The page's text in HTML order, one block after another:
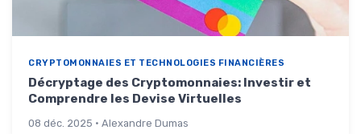
CRYPTOMONNAIES ET TECHNOLOGIES FINANCIÈRES
Décryptage des Cryptomonnaies: Investir et
Comprendre les Devise Virtuelles
08 déc. 2025 · Alexandre Dumas